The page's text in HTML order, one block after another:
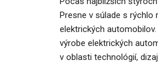
Presne v súlade s
elektrických
výrobe elektrických
v oblasti technológií,